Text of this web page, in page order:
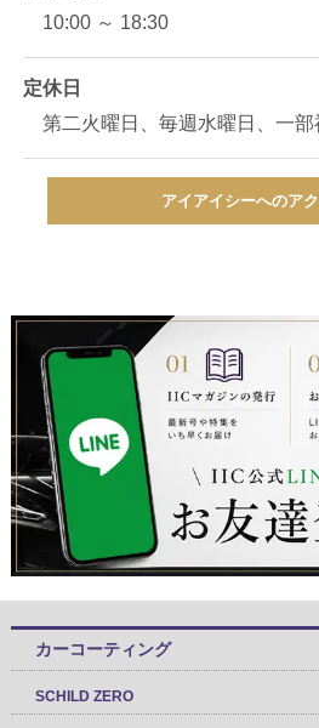
10:00 ～ 18:30
定休日
第二火曜日、毎週水曜日、一部
アイアイシーへのア
カーコーティング
SCHILD ZERO